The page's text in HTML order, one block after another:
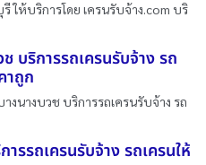
ให้บริการโดย เครนรับจ้าง.com บริ
บริการรถเครนรับจ้าง รถ
าถูก
งนางบวช บริการรถเครนรับจ้าง รถ
รรถเครนรับจ้าง รถเครนให้